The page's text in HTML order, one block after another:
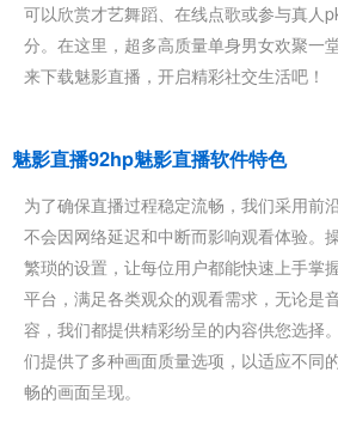
可以欣赏才艺舞蹈、在线点歌或参与真人
分。在这里，超多高质量单身男女欢聚一
来下载魅影直播，开启精彩社交生活吧！
魅影直播92hp魅影直播软件特色
为了确保直播过程稳定流畅，我们采用前
不会因网络延迟和中断而影响观看体验。
繁琐的设置，让每位用户都能快速上手掌
平台，满足各类观众的观看需求，无论是
容，我们都提供精彩纷呈的内容供您选择
们提供了多种画面质量选项，以适应不同
畅的画面呈现。